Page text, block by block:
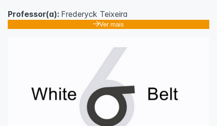
Professor(a): Frederyck Teixeira
Ver mais